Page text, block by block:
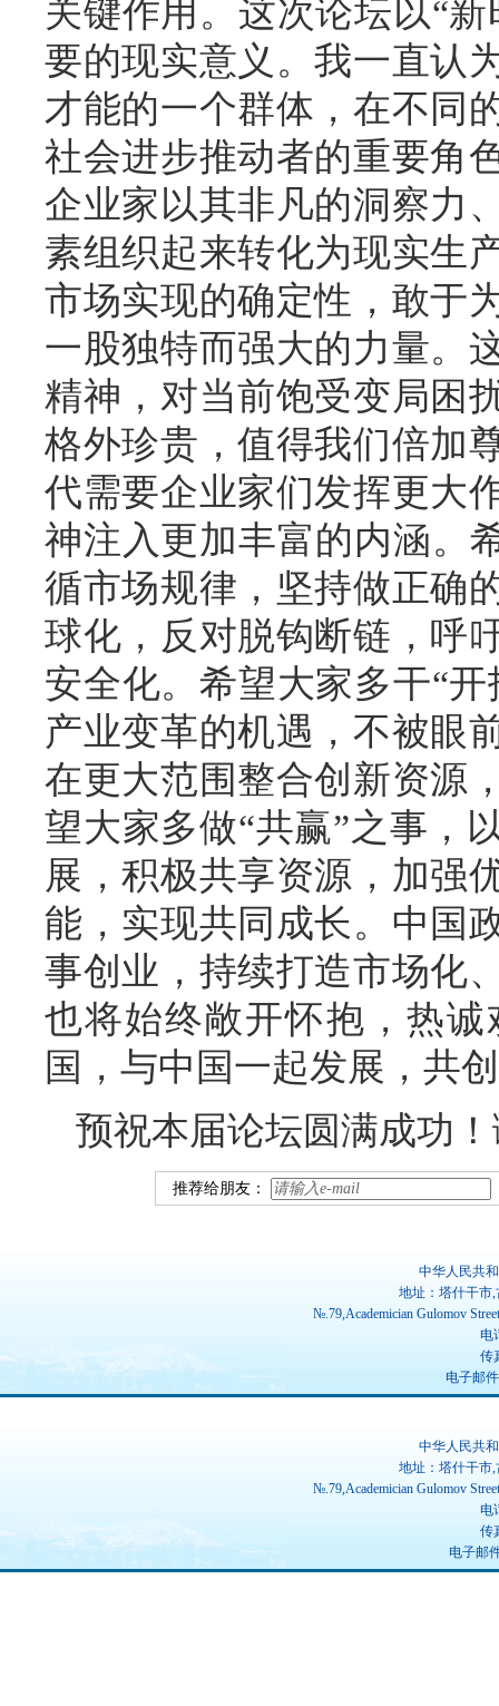
关键作用。这次论坛以“
要的现实意义。我一直认
才能的一个群体，在不同
社会进步推动者的重要角
企业家以其非凡的洞察力
素组织起来转化为现实生
市场实现的确定性，敢于
一股独特而强大的力量。
精神，对当前饱受变局困
格外珍贵，值得我们倍加
代需要企业家们发挥更大
神注入更加丰富的内涵。
循市场规律，坚持做正确
球化，反对脱钩断链，呼
安全化。希望大家多干“
产业变革的机遇，不被眼
在更大范围整合创新资源
望大家多做“共赢”之事，
展，积极共享资源，加强
能，实现共同成长。中国
事创业，持续打造市场化
也将始终敞开怀抱，热
国，与中国一起发展，共
预祝本届论坛圆满成功
推荐给朋友：
中华人民共
地址：塔什干市
№.79,Academician Gulomov
电
传
电子邮件
中华人民共
地址：塔什干市
№.79,Academician Gulomov
电
传
电子邮